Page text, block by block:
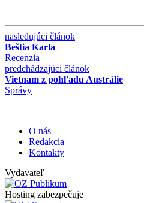
nasledujúci článok
Beštia Karla
Recenzia
predchádzajúci článok
Vietnam z pohľadu Austrálie
Správy
O nás
Redakcia
Kontakty
Vydavateľ
Hosting zabezpečuje